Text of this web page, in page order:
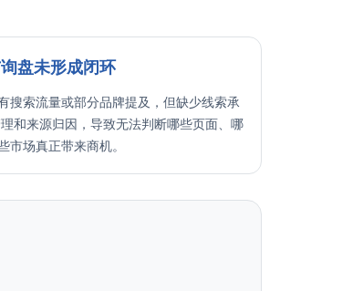
盘未形成闭环
搜索流量或部分品牌提及，但缺少线索承
和来源归因，导致无法判断哪些页面、哪
市场真正带来商机。